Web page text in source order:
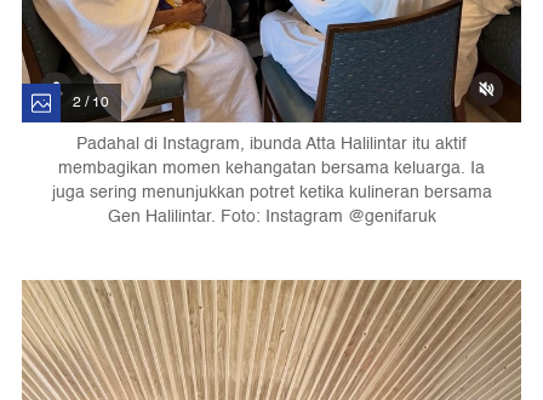
2 / 10
Padahal di Instagram, ibunda Atta Halilintar itu aktif
membagikan momen kehangatan bersama keluarga. Ia
juga sering menunjukkan potret ketika kulineran bersama
Gen Halilintar. Foto: Instagram @genifaruk